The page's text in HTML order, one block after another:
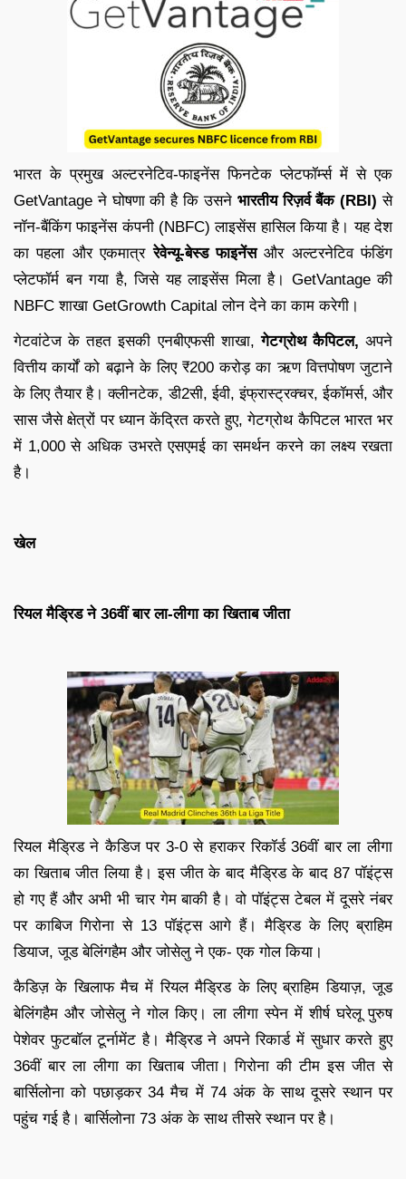
भारत के प्रमुख अल्टरनेटिव-फाइनेंस फिनटेक प्लेटफॉर्म्स में से एक
GetVantage ने घोषणा की है कि उसनेभारतीय रिज़र्व बैंक (RBI) से
नॉन-बैंकिंग फाइनेंस कंपनी (NBFC) लाइसेंस हासिल किया है। यह देश
का पहला और एकमात्ररेवेन्यू-बेस्ड फाइनेंसऔर अल्टरनेटिव फंडिंग
प्लेटफॉर्म बन गया है, जिसे यह लाइसेंस मिला है। GetVantage की
NBFC शाखा GetGrowth Capital लोन देने का काम करेगी।
गेटवांटेज के तहत इसकी एनबीएफसी शाखा, गेटग्रोथ कैपिटल, अपने
वित्तीय कार्यों को बढ़ाने के लिए ₹200 करोड़ का ऋण वित्तपोषण जुटाने
के लिए तैयार है। क्लीनटेक, डी2सी, ईवी, इंफ्रास्ट्रक्चर, ईकॉमर्स, और
सास जैसे क्षेत्रों पर ध्यान केंद्रित करते हुए, गेटग्रोथ कैपिटल भारत भर
में 1,000 से अधिक उभरते एसएमई का समर्थन करने का लक्ष्य रखता
है।
खेल
रियल मैड्रिड ने 36वीं बार ला-लीगा का खिताब जीता
रियल मैड्रिड ने कैडिज पर 3-0 से हराकर रिकॉर्ड 36वीं बार ला लीगा
का खिताब जीत लिया है। इस जीत के बाद मैड्रिड के बाद 87 पॉइंट्स
हो गए हैं और अभी भी चार गेम बाकी है। वो पॉइंट्स टेबल में दूसरे नंबर
पर काबिज गिरोना से 13 पॉइंट्स आगे हैं। मैड्रिड के लिए ब्राहिम
डियाज, जूड बेलिंगहैम और जोसेलु ने एक- एक गोल किया।
कैडिज़ के खिलाफ मैच में रियल मैड्रिड के लिए ब्राहिम डियाज़, जूड
बेलिंगहैम और जोसेलु ने गोल किए। ला लीगा स्पेन में शीर्ष घरेलू पुरुष
पेशेवर फुटबॉल टूर्नामेंट है। मैड्रिड ने अपने रिकार्ड में सुधार करते हुए
36वीं बार ला लीगा का खिताब जीता। गिरोना की टीम इस जीत से
बार्सिलोना को पछाड़कर 34 मैच में 74 अंक के साथ दूसरे स्थान पर
पहुंच गई है। बार्सिलोना 73 अंक के साथ तीसरे स्थान पर है।